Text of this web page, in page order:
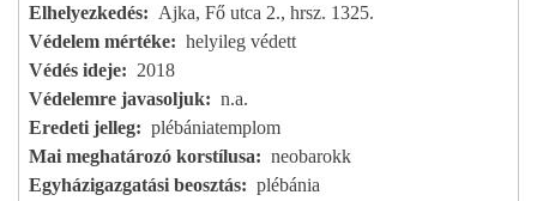
Elhelyezkedés
Ajka, Fő utca 2., hrsz. 1325.
Védelem mértéke
helyileg védett
Védés ideje
2018
Védelemre javasoljuk
n.a.
Eredeti jelleg
plébániatemplom
Mai meghatározó korstílusa
neobarokk
Egyházigazgatási beosztás
plébánia